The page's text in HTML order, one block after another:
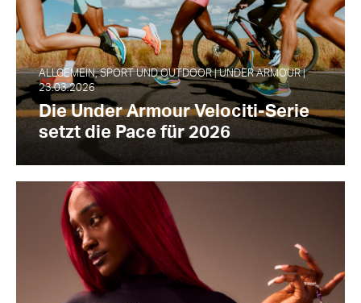
ALLGEMEIN, SPORT UND OUTDOOR | UNDER ARMOUR |
23.03.2026
Die Under Armour Velociti-Serie
setzt die Pace für 2026